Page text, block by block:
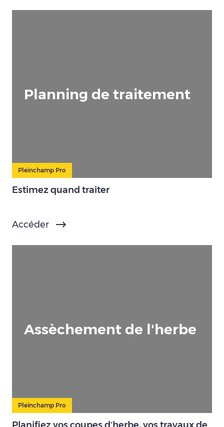
Planning de traitement
Pleinchamp Pro
Estimez quand traiter
Accéder
Assèchement de l'herbe
Pleinchamp Pro